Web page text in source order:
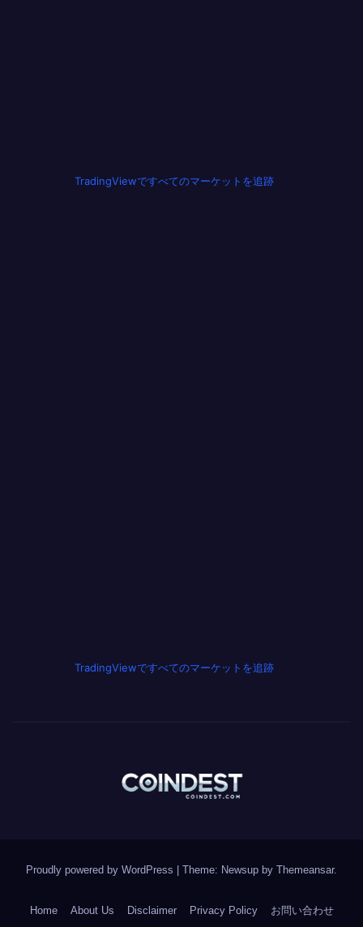
TradingViewですべてのマーケットを追跡
TradingViewですべてのマーケットを追跡
Proudly powered by WordPress Theme: Newsup by Themeansar.
Home About Us Disclaimer Privacy Policy お問い合わせ